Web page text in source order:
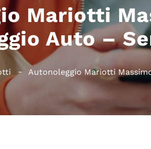
Mariotti
Auto –
Autonoleggio Mariotti